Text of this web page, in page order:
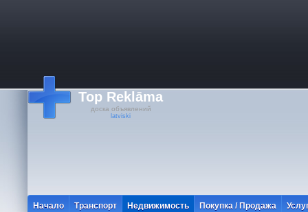
Top Reklāma
доска объявлений
latviski
Начало Транспорт Недвижимость Покупка / Продажа